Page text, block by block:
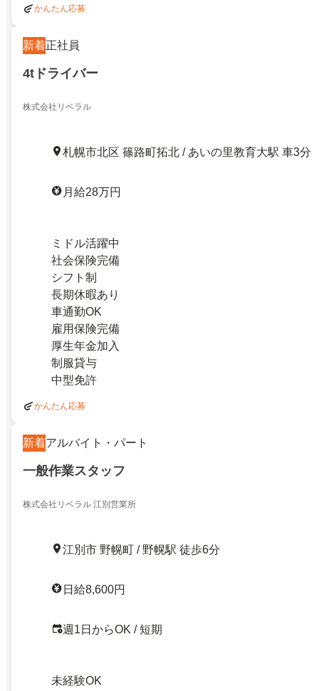
かんたん応募
新着正社員
4tドライバー
株式会社リベラル
札幌市北区 篠路町拓北 / あいの里教育大駅 車3分
月給28万円
ミドル活躍中
社会保険完備
シフト制
長期休暇あり
車通勤OK
雇用保険完備
厚生年金加入
制服貸与
中型免許
かんたん応募
新着アルバイト・パート
一般作業スタッフ
株式会社リベラル 江別営業所
江別市 野幌町 / 野幌駅 徒歩6分
日給8,600円
週1日からOK / 短期
未経験OK